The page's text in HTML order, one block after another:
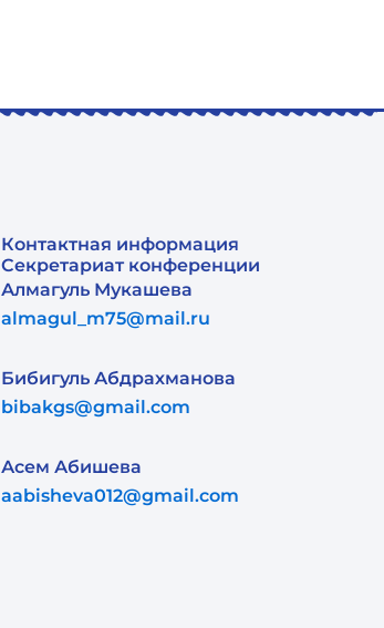
Контактная информация
Секретариат конференции
Алмагуль Мукашева
almagul_m75@mail.ru
Бибигуль Абдрахманова
bibakgs@gmail.com
Асем Абишева
aabisheva012@gmail.com